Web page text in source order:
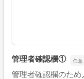
管理者確認欄①
管理者確認欄のため